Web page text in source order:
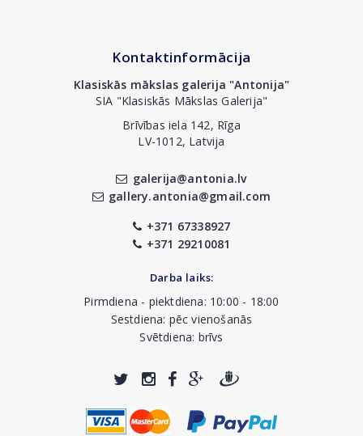
Kontaktinformācija
Klasiskās mākslas galerija "Antonija"
SIA "Klasiskās Mākslas Galerija"
Brīvības iela 142, Rīga
LV-1012, Latvija
galerija@antonia.lv
gallery.antonia@gmail.com
+371 67338927
+371 29210081
Darba laiks:
Pirmdiena - piektdiena: 10:00 - 18:00
Sestdiena: pēc vienošanās
Svētdiena: brīvs